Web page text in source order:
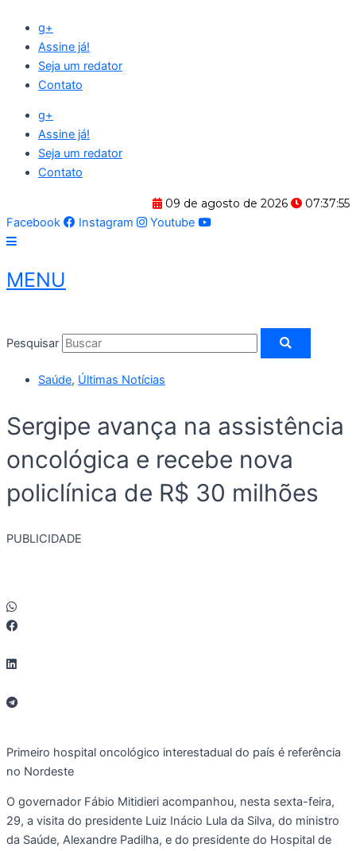
para
conteúdo
g+
Assine já!
Seja um redator
Contato
g+
Assine já!
Seja um redator
Contato
09 de agosto de 2026
07:37:56
Facebook
Instagram Youtube
MENU
Pesquisar
Saúde, Últimas Notícias
Sergipe avança na assistência
oncológica e recebe nova
policlínica de R$ 30 milhões
PUBLICIDADE
Primeiro hospital oncológico interestadual do país é referência
no Nordeste
O governador Fábio Mitidieri acompanhou, nesta sexta-feira,
29, a visita do presidente Luiz Inácio Lula da Silva, do ministro
da Saúde, Alexandre Padilha, e do presidente do Hospital de